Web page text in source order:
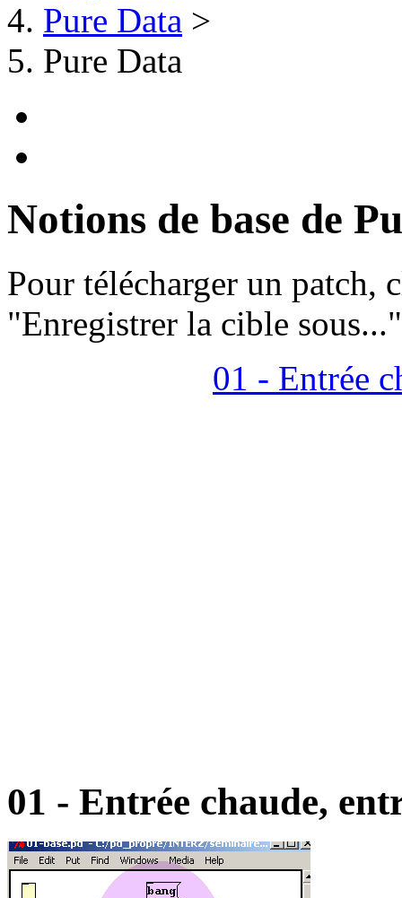
Pure Data >
Pure Data
Notions de base de
Pour télécharger un
"Enregistrer la cible
01 - Entrée
01 - Entrée chaude,